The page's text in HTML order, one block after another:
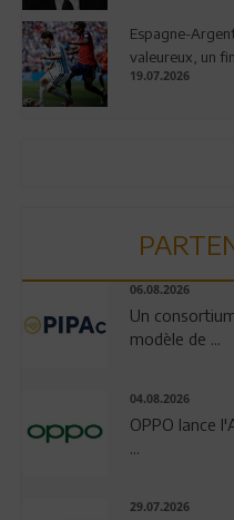
Espagne-
valeureux, un
19.07.2026
06.08.2026
Un
modèle de ...
04.08.2026
OPPO lance
29.07.2026